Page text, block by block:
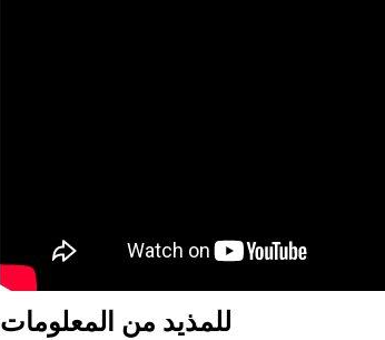
للمذيد من المعلومات